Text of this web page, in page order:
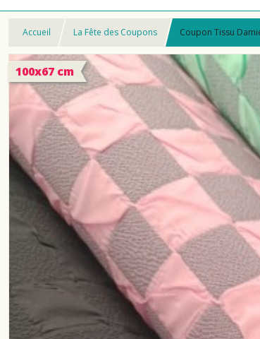
Accueil La Fête des Coupons Coupon Tissu
100x67 cm